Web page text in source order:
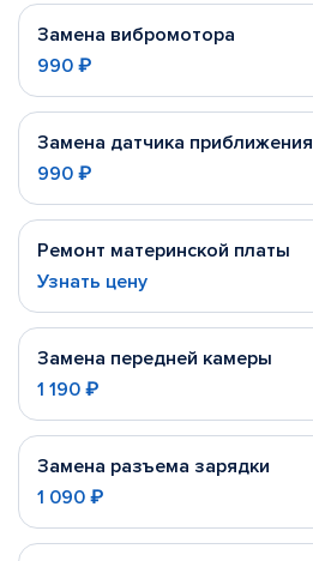
Замена вибромотора
990 ₽
Замена датчика приближения
990 ₽
Ремонт материнской платы
Узнать цену
Замена передней камеры
1 190 ₽
Замена разъема зарядки
1 090 ₽